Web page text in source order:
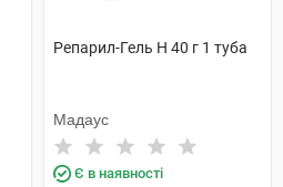
Репарил-Гель Н 40 г 1 туба
Мадаус
Є в наявності